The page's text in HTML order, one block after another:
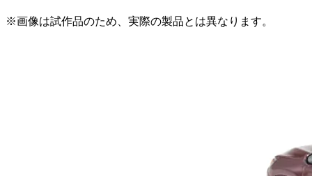
※画像は試作品のため、実際の製品とは異なります。